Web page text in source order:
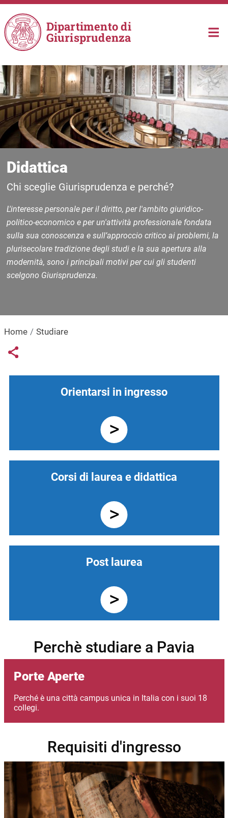
Salta al contenuto principale
Dipartimento di
Giurisprudenza
Didattica
Chi sceglie Giurisprudenza e perché?
L'interesse personale per il diritto, perl'ambito giuridico-
politico-economico e per un'attività professionale fondata
sulla sua conoscenza e sull’approccio critico ai problemi, la
plurisecolare tradizione degli studi e la sua apertura alla
modernità, sono i principali motivi per cui gli studenti
scelgono Giurisprudenza.
Home Studiare
Links condivisione social
Share button
Navigazione principale
Orientarsi in ingresso
Corsi di laurea e didattica
Post laurea
Perchè studiare a Pavia
Porte Aperte
Perché è una città campus unica in Italia con i suoi 18
collegi.
Requisiti d'ingresso
Immagine